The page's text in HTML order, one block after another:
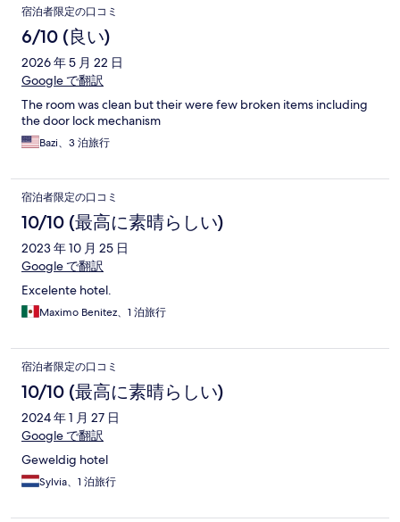
宿泊者限定の口コミ
6/10 (良い)
2026 年 5 月 22 日
Google で翻訳
The room was clean but their were few broken items including
the door lock mechanism
Bazi、3 泊旅行
宿泊者限定の口コミ
10/10 (最高に素晴らしい)
2023 年 10 月 25 日
Google で翻訳
Excelente hotel.
Maximo Benitez、1 泊旅行
宿泊者限定の口コミ
10/10 (最高に素晴らしい)
2024 年 1 月 27 日
Google で翻訳
Geweldig hotel
Sylvia、1 泊旅行